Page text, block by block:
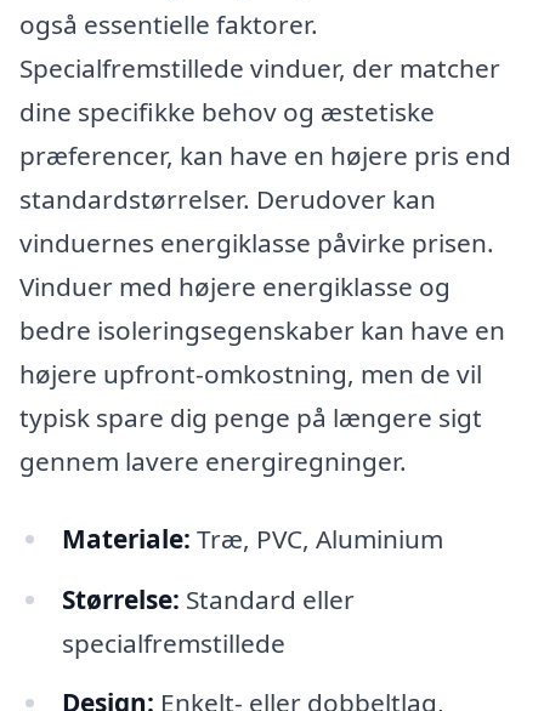
også essentielle faktorer.
Specialfremstillede vinduer, der matcher
dine specifikke behov og æstetiske
præferencer, kan have en højere pris end
standardstørrelser. Derudover kan
vinduernes energiklasse påvirke prisen.
Vinduer med højere energiklasse og
bedre isoleringsegenskaber kan have en
højere upfront-omkostning, men de vil
typisk spare dig penge på længere sigt
gennem lavere energiregninger.
Materiale: Træ, PVC, Aluminium
Størrelse: Standard eller
specialfremstillede
Design: Enkelt- eller dobbeltlag,